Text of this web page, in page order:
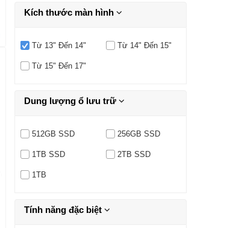
Kích thước màn hình
Từ 13" Đến 14" Từ 14" Đến 15"
Từ 15" Đến 17"
Dung lượng ổ lưu trữ
512GB SSD 256GB SSD
1TB SSD 2TB SSD
1TB
Tính năng đặc biệt